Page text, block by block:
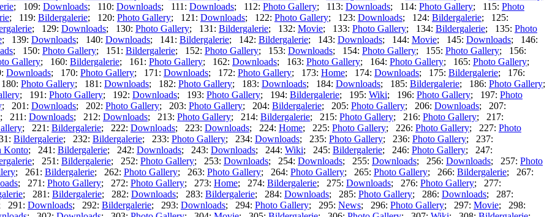
; 109: Downloads; 110: Downloads; 111: Downloads; 112: Photo Gallery; 113: Downloads; 114: Photo Gallery; 115: Photo
; 119: Bildergalerie; 120: Photo Gallery; 121: Downloads; 122: Photo Gallery; 123: Downloads; 124: Bildergalerie; 125:
; 129: Downloads; 130: Photo Gallery; 131: Bildergalerie; 132: Movie; 133: Photo Gallery; 134: Bildergalerie; 135: Photo
; 139: Downloads; 140: Downloads; 141: Bildergalerie; 142: Bildergalerie; 143: Downloads; 144: Movie; 145: Downloads; 146:
; 150: Photo Gallery; 151: Bildergalerie; 152: Photo Gallery; 153: Downloads; 154: Photo Gallery; 155: Photo Gallery; 156:
Gallery; 160: Bildergalerie; 161: Photo Gallery; 162: Downloads; 163: Photo Gallery; 164: Photo Gallery; 165: Photo Gallery;
Downloads; 170: Photo Gallery; 171: Downloads; 172: Photo Gallery; 173: Home; 174: Downloads; 175: Bildergalerie; 176:
Photo Gallery; 181: Downloads; 182: Photo Gallery; 183: Downloads; 184: Downloads; 185: Bildergalerie; 186: Photo Gallery;
; 191: Photo Gallery; 192: Downloads; 193: Photo Gallery; 194: Bildergalerie; 195: Wiki; 196: Photo Gallery; 197: Photo
; 201: Downloads; 202: Photo Gallery; 203: Photo Gallery; 204: Bildergalerie; 205: Photo Gallery; 206: Downloads; 207:
; 211: Downloads; 212: Downloads; 213: Photo Gallery; 214: Bildergalerie; 215: Photo Gallery; 216: Photo Gallery; 217:
; 221: Bildergalerie; 222: Downloads; 223: Downloads; 224: Home; 225: Photo Gallery; 226: Photo Gallery; 227: Photo
Bildergalerie; 232: Bildergalerie; 233: Photo Gallery; 234: Downloads; 235: Photo Gallery; 236: Photo Gallery; 237:
Konto; 241: Bildergalerie; 242: Downloads; 243: Downloads; 244: Wiki; 245: Bildergalerie; 246: Photo Gallery; 247:
; 251: Bildergalerie; 252: Photo Gallery; 253: Downloads; 254: Downloads; 255: Downloads; 256: Downloads; 257: Photo
; 261: Bildergalerie; 262: Photo Gallery; 263: Photo Gallery; 264: Photo Gallery; 265: Photo Gallery; 266: Bildergalerie; 267:
; 271: Photo Gallery; 272: Photo Gallery; 273: Home; 274: Bildergalerie; 275: Downloads; 276: Photo Gallery; 277:
; 281: Bildergalerie; 282: Downloads; 283: Bildergalerie; 284: Downloads; 285: Photo Gallery; 286: Downloads; 287:
291: Downloads; 292: Bildergalerie; 293: Downloads; 294: Photo Gallery; 295: News; 296: Photo Gallery; 297: Movie; 298: